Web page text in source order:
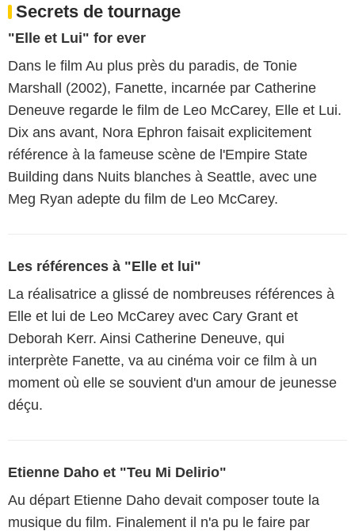
Secrets de tournage
"Elle et Lui" for ever
Dans le film Au plus près du paradis, de Tonie
Marshall (2002), Fanette, incarnée par Catherine
Deneuve regarde le film de Leo McCarey, Elle et Lui.
Dix ans avant, Nora Ephron faisait explicitement
référence à la fameuse scène de l'Empire State
Building dans Nuits blanches à Seattle, avec une
Meg Ryan adepte du film de Leo McCarey.
Les références à "Elle et lui"
La réalisatrice a glissé de nombreuses références à
Elle et lui de Leo McCarey avec Cary Grant et
Deborah Kerr. Ainsi Catherine Deneuve, qui
interprète Fanette, va au cinéma voir ce film à un
moment où elle se souvient d'un amour de jeunesse
déçu.
Etienne Daho et "Teu Mi Delirio"
Au départ Etienne Daho devait composer toute la
musique du film. Finalement il n'a pu le faire par